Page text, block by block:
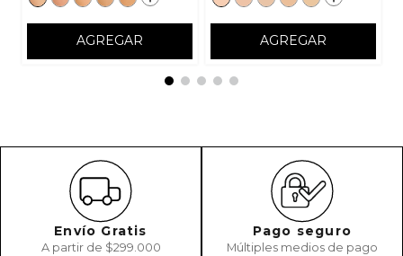
AGREGAR AGREGAR
Envío Gratis
A partir de $299.000
Pago seguro
Múltiples medios de pago